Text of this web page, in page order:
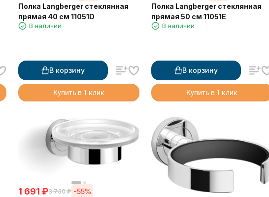
Полка Langberger стеклянная
прямая 40 см 11051D
В наличии
В корзину
Купить в 1 клик
Полка Langberger стеклянная
прямая 50 см 11051E
В наличии
В корзину
Купить в 1 клик
1 691 ₽3 730 ₽ -55%